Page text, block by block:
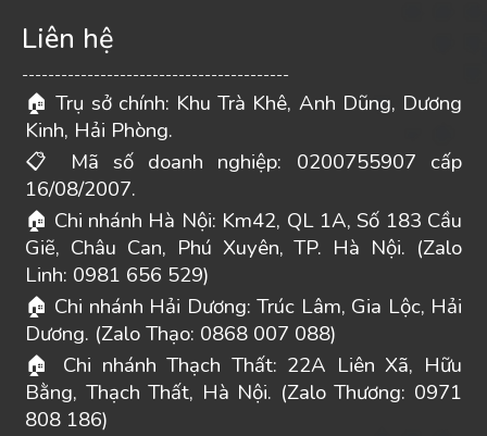
Liên hệ
-----------------------------------------
🏠 Trụ sở chính: Khu Trà Khê, Anh Dũng, Dương
Kinh, Hải Phòng.
📋
Mã số doanh nghiệp: 0200755907 cấp
16/08/2007.
🏠 Chi nhánh Hà Nội: Km42, QL 1A, Số 183 Cầu
Giẽ, Châu Can, Phú Xuyên, TP. Hà Nội. (Zalo
Linh: 0981 656 529)
🏠 Chi nhánh Hải Dương: Trúc Lâm, Gia Lộc, Hải
Dương. (Zalo Thạo: 0868 007 088)
🏠 Chi nhánh Thạch Thất: 22A Liên Xã, Hữu
Bằng, Thạch Thất, Hà Nội. (Zalo Thương: 0971
808 186)